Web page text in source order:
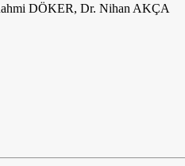
DÖKER, Dr. Nihan AKÇA